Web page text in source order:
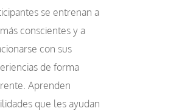
se entrenan a
conscientes y a
con sus
de forma
Aprenden
que les ayudan